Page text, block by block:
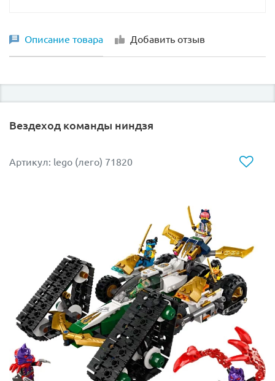
Описание товара Добавить отзыв
Вездеход команды ниндзя
Артикул: lego (лего) 71820